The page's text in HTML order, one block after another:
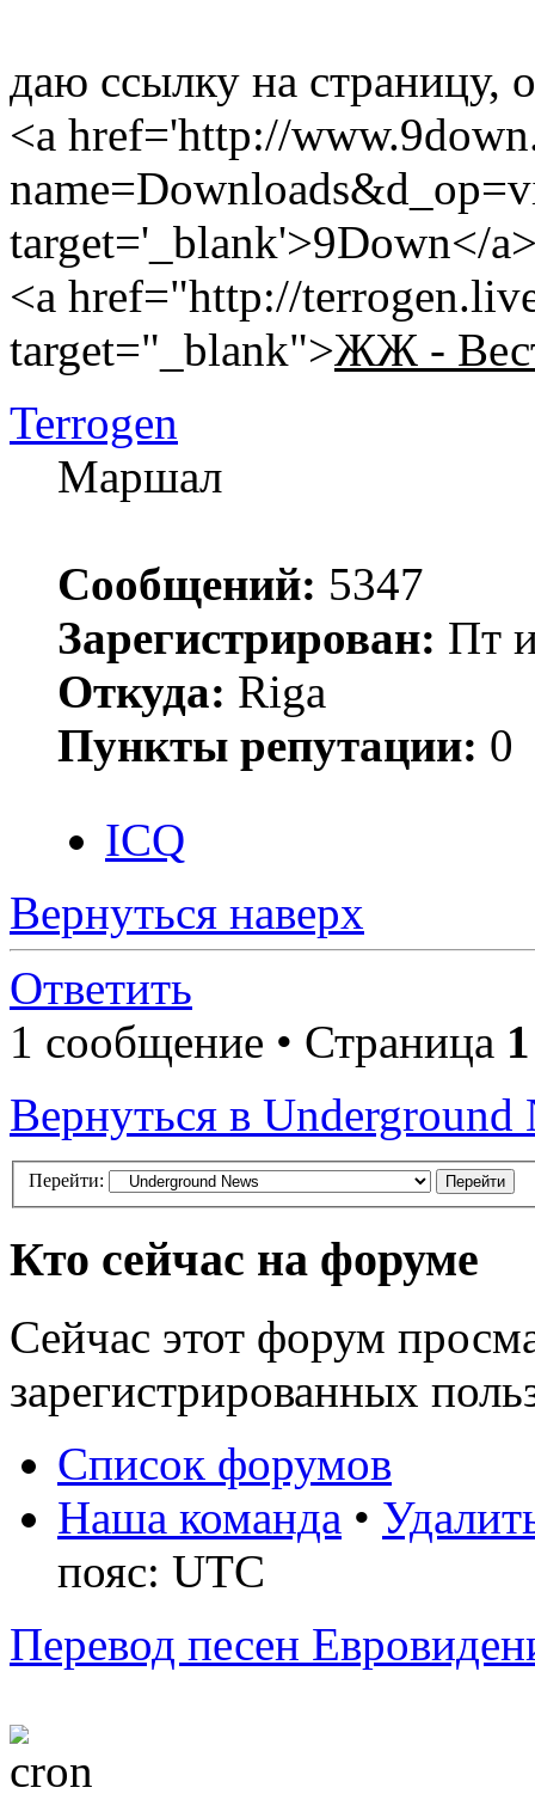
даю ссылку на страницу,
<a href='http://
target='_blank'>9Down</
<a href="http://
target="_blank">ЖЖ -
Terrogen
Маршал
Сообщений: 5347
Зарегистрирован: Пт
Откуда: Riga
Пункты репутации: 0
ICQ
Вернуться наверх
Ответить
1 сообщение • Страница 1
Вернуться в Underground
Перейти:
Кто сейчас на форуме
Сейчас этот форум
зарегистрированных
Список форумов
Наша команда •
пояс: UTC
Перевод песен